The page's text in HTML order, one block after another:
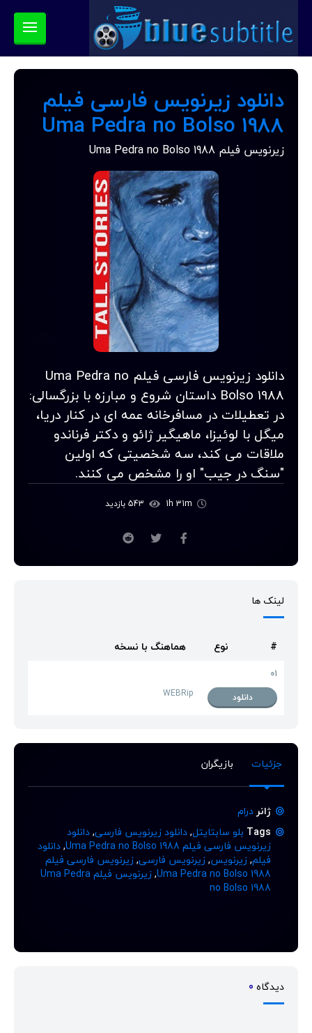
دانلود زیرنویس فارسی فیلم
Uma Pedra no Bolso 1988
زیرنویس فیلم Uma Pedra no Bolso 1988
دانلود زیرنویس فارسی فیلم Uma Pedra no
Bolso 1988 داستان شروع و مبارزه با بزرگسالی:
در تعطیلات در مسافرخانه عمه ای در کنار دریا،
میگل با لوئیزا، ماهیگیر ژائو و دکتر فرناندو
ملاقات می کند، سه شخصیتی که اولین
"سنگ در جیب" او را مشخص می کنند.
لینک ها
# نوع هماهنگ با نسخه
01
دانلود
WEBRip
جزئیات بازیگران
ژانردرام
Tags بلو سابتایتل,دانلود زیرنویس فارسی,دانلود
زیرنویس فارسی فیلم Uma Pedra no Bolso 1988
,دانلود
فیلم,زیرنویس,زیرنویس فارسی,زیرنویس فارسی فیلم
Uma Pedra no Bolso 1988
,
زیرنویس فیلم Uma Pedra
no Bolso 1988
دیدگاه 0